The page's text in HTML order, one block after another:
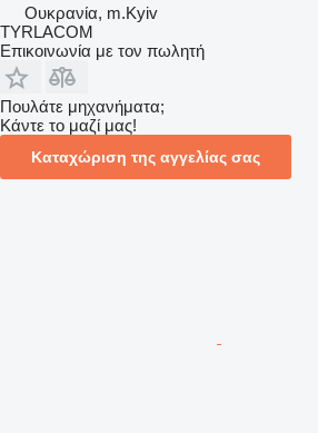
Ουκρανία, m.Kyiv
TYRLACOM
Επικοινωνία με τον πωλητή
Πουλάτε μηχανήματα;
Κάντε το μαζί μας!
Καταχώριση της αγγελίας σας